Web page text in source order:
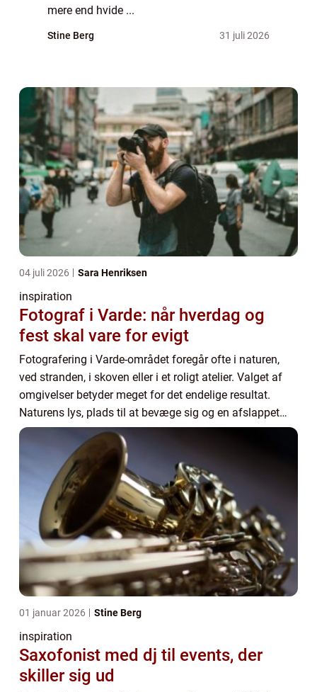
mere end hvide ...
Stine Berg 31 juli 2026
04 juli 2026 Sara Henriksen
inspiration
Fotograf i Varde: når hverdag og
fest skal vare for evigt
Fotografering i Varde-området foregår ofte i naturen,
ved stranden, i skoven eller i et roligt atelier. Valget af
omgivelser betyder meget for det endelige resultat.
Naturens lys, plads til at bevæge sig og en afslappet
atmosfæ...
01 januar 2026 Stine Berg
inspiration
Saxofonist med dj til events, der
skiller sig ud